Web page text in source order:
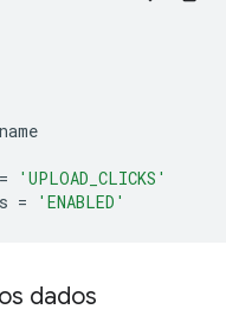
=
'UPLOAD_CLICKS'
= 'ENABLED'
dados